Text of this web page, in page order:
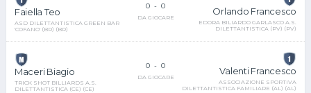
Faiella Teo
ASD DILETTANTISTICA GREEN BAR
'COFANO' (BR) (BR)
0 - 0
DA GIOCARE
Orlando Francesco
EDORA BILIARDO GARLASCO A.S.
DILETTANTISTICA (PV) (PV)
Maceri Biagio
TRICK SHOT BILLIARDS A.S.
DILETTANTISTICA (CE) (CE)
0 - 0
DA GIOCARE
Valenti Francesco
ASSOCIAZIONE SPORTIVA
DILETTANTISTICA FAMILIARE (AL) (AL)